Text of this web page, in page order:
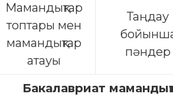
Мамандықтар
топтары мен
мамандықтар
атауы
Таңдау
пәндер
Бакалавриат